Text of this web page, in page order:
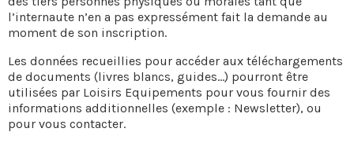
l’internaute n’en a pas expressément fait la demande au
moment de son inscription.
Les données recueillies pour accéder aux téléchargements
de documents (livres blancs, guides…) pourront être
utilisées par Loisirs Equipements pour vous fournir des
informations additionnelles (exemple : Newsletter), ou
pour vous contacter.